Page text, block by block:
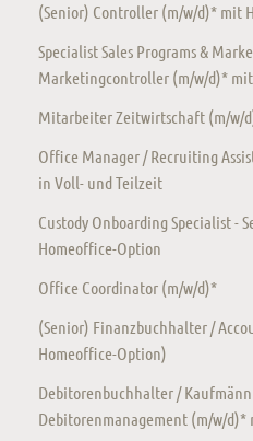
(Senior) Controller (m/w/d)* mit
Specialist Sales Programs &
Marketingcontroller (m/w/d)*
Mitarbeiter Zeitwirtschaft (m/w/
Office Manager / Recruiting
in Voll- und Teilzeit
Custody Onboarding Specialist -
Homeoffice-Option
Office Coordinator (m/w/d)*
(Senior) Finanzbuchhalter /
Homeoffice-Option)
Debitorenbuchhalter /
Debitorenmanagement (m/w/d)*